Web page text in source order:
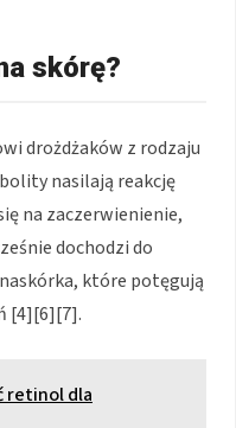
skórę?
drożdżaków z rodzaju
nasilają reakcję
na zaczerwienienie,
dochodzi do
które potęgują
[4][6][7].
retinol dla